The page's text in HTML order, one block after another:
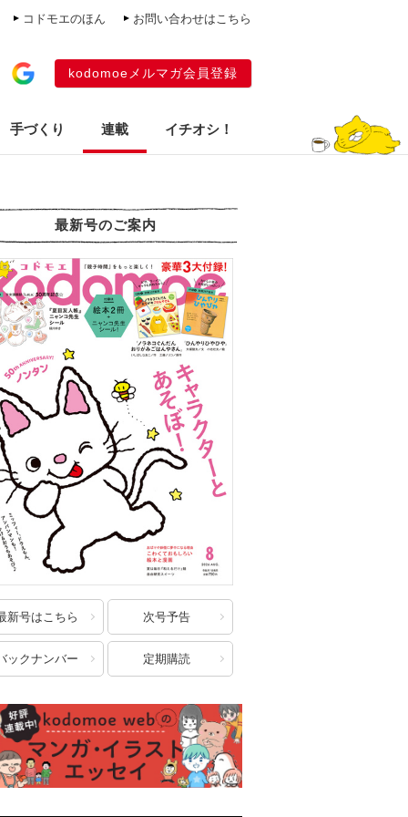
コドモエのほん お問い合わせはこちら
kodomoeメルマガ会員登録
手づくり 連載 イチオシ！
最新号のご案内
新号はこちら 次号予告
ックナンバー 定期購読